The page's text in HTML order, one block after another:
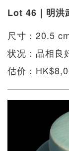
Lot 46｜明洪
尺寸：20.5
状况：品相良
估价：